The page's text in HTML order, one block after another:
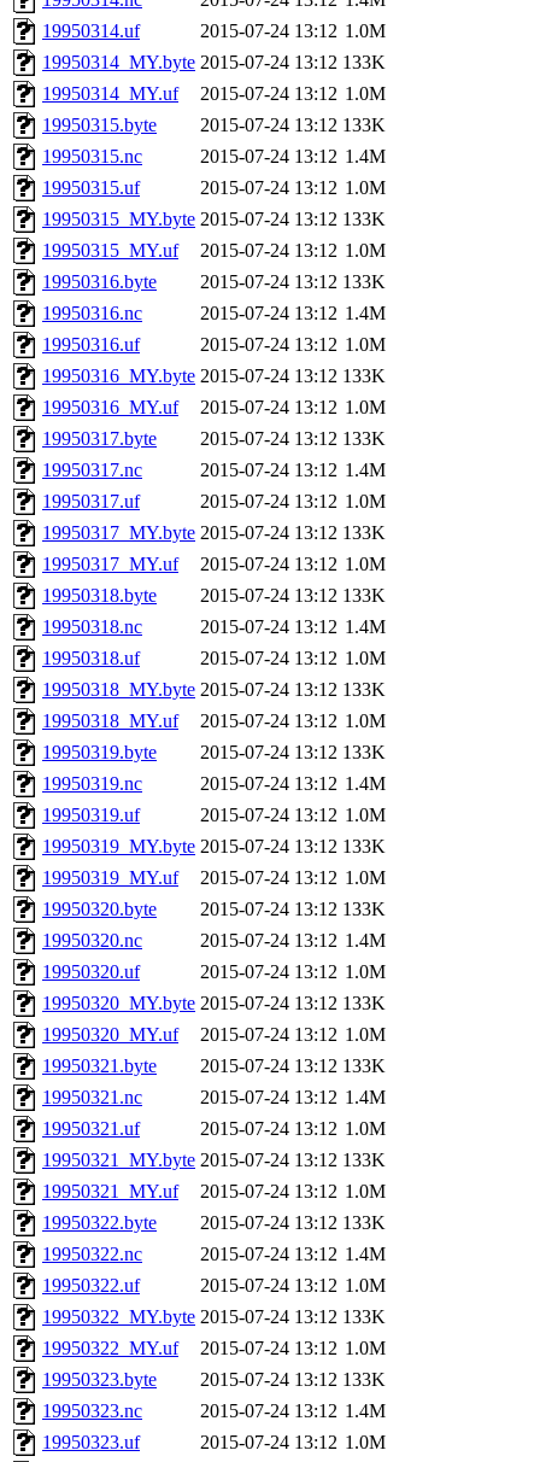
19950314.uf
2015-07-24 13:12 1.0M
19950314_MY.byte 2015-07-24 13:12 133K
19950314_MY.uf
2015-07-24 13:12 1.0M
19950315.byte
2015-07-24 13:12 133K
19950315.nc
2015-07-24 13:12 1.4M
19950315.uf
2015-07-24 13:12 1.0M
19950315_MY.byte 2015-07-24 13:12 133K
19950315_MY.uf
2015-07-24 13:12 1.0M
19950316.byte
2015-07-24 13:12 133K
19950316.nc
2015-07-24 13:12 1.4M
19950316.uf
2015-07-24 13:12 1.0M
19950316_MY.byte 2015-07-24 13:12 133K
19950316_MY.uf
2015-07-24 13:12 1.0M
19950317.byte
2015-07-24 13:12 133K
19950317.nc
2015-07-24 13:12 1.4M
19950317.uf
2015-07-24 13:12 1.0M
19950317_MY.byte 2015-07-24 13:12 133K
19950317_MY.uf
2015-07-24 13:12 1.0M
19950318.byte
2015-07-24 13:12 133K
19950318.nc
2015-07-24 13:12 1.4M
19950318.uf
2015-07-24 13:12 1.0M
19950318_MY.byte 2015-07-24 13:12 133K
19950318_MY.uf
2015-07-24 13:12 1.0M
19950319.byte
2015-07-24 13:12 133K
19950319.nc
2015-07-24 13:12 1.4M
19950319.uf
2015-07-24 13:12 1.0M
19950319_MY.byte 2015-07-24 13:12 133K
19950319_MY.uf
2015-07-24 13:12 1.0M
19950320.byte
2015-07-24 13:12 133K
19950320.nc
2015-07-24 13:12 1.4M
19950320.uf
2015-07-24 13:12 1.0M
19950320_MY.byte 2015-07-24 13:12 133K
19950320_MY.uf
2015-07-24 13:12 1.0M
19950321.byte
2015-07-24 13:12 133K
19950321.nc
2015-07-24 13:12 1.4M
19950321.uf
2015-07-24 13:12 1.0M
19950321_MY.byte 2015-07-24 13:12 133K
19950321_MY.uf
2015-07-24 13:12 1.0M
19950322.byte
2015-07-24 13:12 133K
19950322.nc
2015-07-24 13:12 1.4M
19950322.uf
2015-07-24 13:12 1.0M
19950322_MY.byte 2015-07-24 13:12 133K
19950322_MY.uf
2015-07-24 13:12 1.0M
19950323.byte
2015-07-24 13:12 133K
19950323.nc
2015-07-24 13:12 1.4M
19950323.uf
2015-07-24 13:12 1.0M